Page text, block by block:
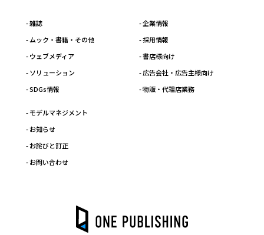
- 雑誌
- ムック・書籍・その他
- ウェブメディア
- ソリューション
- SDGs情報
- 企業情報
- 採用情報
- 書店様向け
- 広告会社・広告主様向け
- 物販・代理店業務
- モデルマネジメント
- お知らせ
- お詫びと訂正
- お問い合わせ